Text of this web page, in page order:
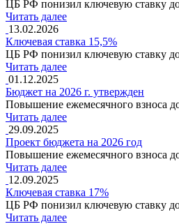
ЦБ РФ понизил ключевую ставку
Читать далее
13.02.2026
Ключевая ставка 15,5%
ЦБ РФ понизил ключевую ставку
Читать далее
01.12.2025
Бюджет на 2026 г. утвержден
Повышение ежемесячного взноса
Читать далее
29.09.2025
Проект бюджета на 2026 год
Повышение ежемесячного взноса
Читать далее
12.09.2025
Ключевая ставка 17%
ЦБ РФ понизил ключевую ставку
Читать далее